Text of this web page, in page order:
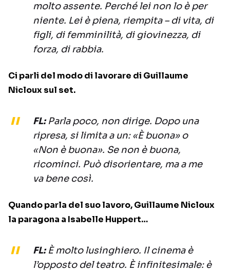
molto assente. Perché lei non lo è per
niente. Lei è piena, riempita – di vita, di
figli, di femminilità, di giovinezza, di
forza, di rabbia.
Ci parli del modo di lavorare di Guillaume
Nicloux sul set.
FL:Parla poco, non dirige. Dopo una
ripresa, si limita a un: «È buona» o
«Non è buona». Se non è buona,
ricominci. Può disorientare, ma a me
va bene così.
Quando parla del suo lavoro, Guillaume Nicloux
la paragona a Isabelle Huppert…
FL:È molto lusinghiero. Il cinema è
l’opposto del teatro. È infinitesimale: è